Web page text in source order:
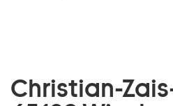
Christian-